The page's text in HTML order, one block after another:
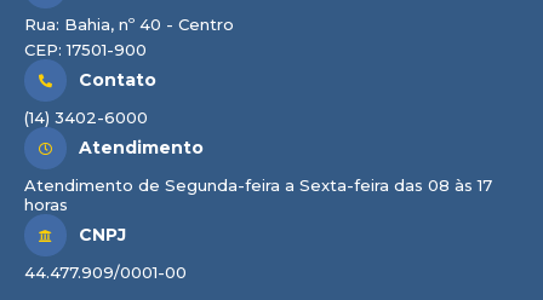
Rua: Bahia, nº 40 - Centro
CEP: 17501-900
Contato
(14) 3402-6000
Atendimento
Atendimento de Segunda-feira a Sexta-feira das 08 às 17
horas
CNPJ
44.477.909/0001-00